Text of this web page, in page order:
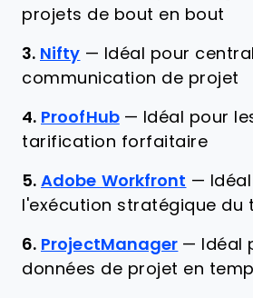
projets de bout en bout
3. Nifty — Idéal pour
communication de projet
4. ProofHub — Idéal pour
tarification forfaitaire
5. Adobe Workfront —
l'exécution stratégique du
6. ProjectManager —
Idéal
données de projet en